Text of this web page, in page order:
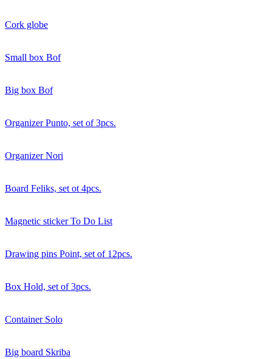
Cork globe
Small box Bof
Big box Bof
Organizer Punto, set of 3pcs.
Organizer Nori
Board Feliks, set ot 4pcs.
Magnetic sticker To Do List
Drawing pins Point, set of 12pcs.
Box Hold, set of 3pcs.
Container Solo
Big board Skriba